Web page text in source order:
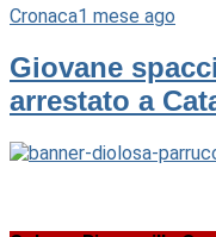
Cronaca1 mese ago
Giovane
arrestato a